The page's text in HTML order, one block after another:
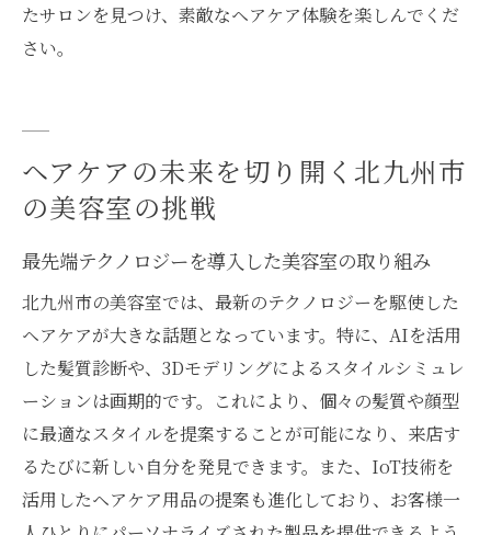
たサロンを見つけ、素敵なヘアケア体験を楽しんでくだ
さい。
ヘアケアの未来を切り開く北九州市
の美容室の挑戦
最先端テクノロジーを導入した美容室の取り組み
北九州市の美容室では、最新のテクノロジーを駆使した
ヘアケアが大きな話題となっています。特に、AIを活用
した髪質診断や、3Dモデリングによるスタイルシミュレ
ーションは画期的です。これにより、個々の髪質や顔型
に最適なスタイルを提案することが可能になり、来店す
るたびに新しい自分を発見できます。また、IoT技術を
活用したヘアケア用品の提案も進化しており、お客様一